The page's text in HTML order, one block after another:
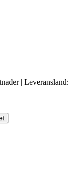
| Leveransland: